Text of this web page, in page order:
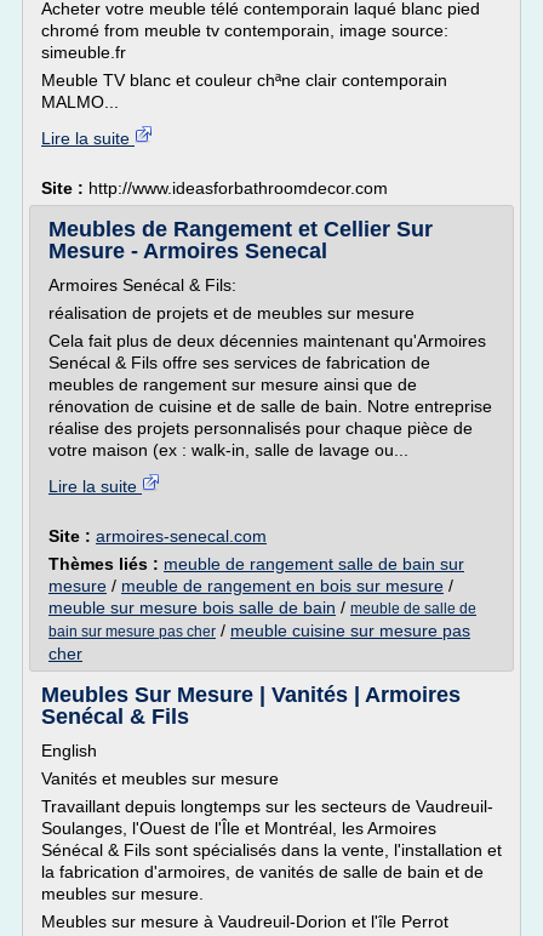
Acheter votre meuble télé contemporain laqué blanc pied
chromé from meuble tv contemporain, image source:
simeuble.fr
Meuble TV blanc et couleur chªne clair contemporain
MALMO...
Lire la suite
Site : http://www.ideasforbathroomdecor.com
Meubles de Rangement et Cellier Sur
Mesure - Armoires Senecal
Armoires Senécal & Fils:
réalisation de projets et de meubles sur mesure
Cela fait plus de deux décennies maintenant qu'Armoires
Senécal & Fils offre ses services de fabrication de
meubles de rangement sur mesure ainsi que de
rénovation de cuisine et de salle de bain. Notre entreprise
réalise des projets personnalisés pour chaque pièce de
votre maison (ex : walk-in, salle de lavage ou...
Lire la suite
Site : armoires-senecal.com
Thèmes liés : meuble de rangement salle de bain sur
mesure / meuble de rangement en bois sur mesure /
meuble sur mesure bois salle de bain / meuble de salle de
bain sur mesure pas cher / meuble cuisine sur mesure pas
cher
Meubles Sur Mesure | Vanités | Armoires
Senécal & Fils
English
Vanités et meubles sur mesure
Travaillant depuis longtemps sur les secteurs de Vaudreuil-
Soulanges, l'Ouest de l'Île et Montréal, les Armoires
Sénécal & Fils sont spécialisés dans la vente, l'installation et
la fabrication d'armoires, de vanités de salle de bain et de
meubles sur mesure.
Meubles sur mesure à Vaudreuil-Dorion et l'île Perrot